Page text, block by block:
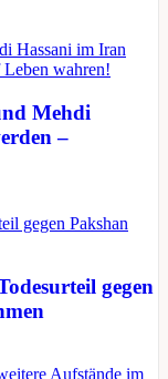
Mehdi
–
gegen